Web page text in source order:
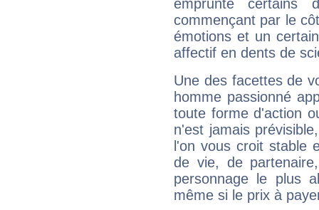
emprunte
commençant par le
émotions et un
affectif en dents de
Une des facettes de
homme passionné
toute forme d'action
n'est jamais
l'on vous croit stable
de vie, de
personnage le plus
même si le prix à